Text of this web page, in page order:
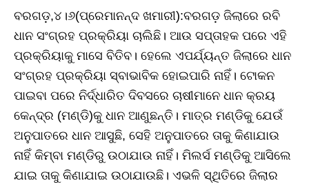
ବରଗଡ଼,୪।୬(ପ୍ରେମାନନ୍ଦ ଖମାରୀ):ବରଗଡ଼ ଜିଲାରେ ରବି
ଧାନ ସଂଗ୍ରହ ପ୍ରକ୍ରିୟା ଚାଲିଛି। ଆଉ ସପ୍ତାହକ ପରେ ଏହି
ପ୍ରକ୍ରିୟାକୁ ମାସେ ବିତିବ। ହେଲେ ଏପର୍ଯ୍ୟନ୍ତ ଜିଲାରେ ଧାନ
ସଂଗ୍ରହ ପ୍ରକ୍ରିୟା ସ୍ବାଭାବିକ ହୋଇପାରି ନାହିଁ। ଟୋକନ
ପାଇବା ପରେ ନିର୍ଦ୍ଧାରିତ ଦିବସରେ ଚାଷୀମାନେ ଧାନ କ୍ରୟ
କେନ୍ଦ୍ର (ମଣ୍ଡି)କୁ ଧାନ ଆଣୁଛନ୍ତି। ମାତ୍ର ମଣ୍ଡିକୁ ଯେଉଁ
ଅନୁପାତରେ ଧାନ ଆସୁଛି, ସେହି ଅନୁପାତରେ ତାକୁ କିଣାଯାଉ
ନାହିଁ କିମ୍ବା ମଣ୍ଡିରୁ ଉଠାଯାଉ ନାହିଁ। ମିଲର୍ସ ମଣ୍ଡିକୁ ଆସିଲେ
ଯାଇ ତାକୁ କିଣାଯାଇ ଉଠାଯାଉଛି। ଏଭଳି ସ୍ଥିତିରେ ଜିଲାର